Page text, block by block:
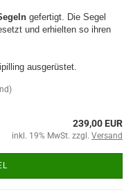
gefertigt. Die Segel
und erhielten so ihren
ausgerüstet.
239,00 EUR
inkl. 19% MwSt. zzgl. Versand